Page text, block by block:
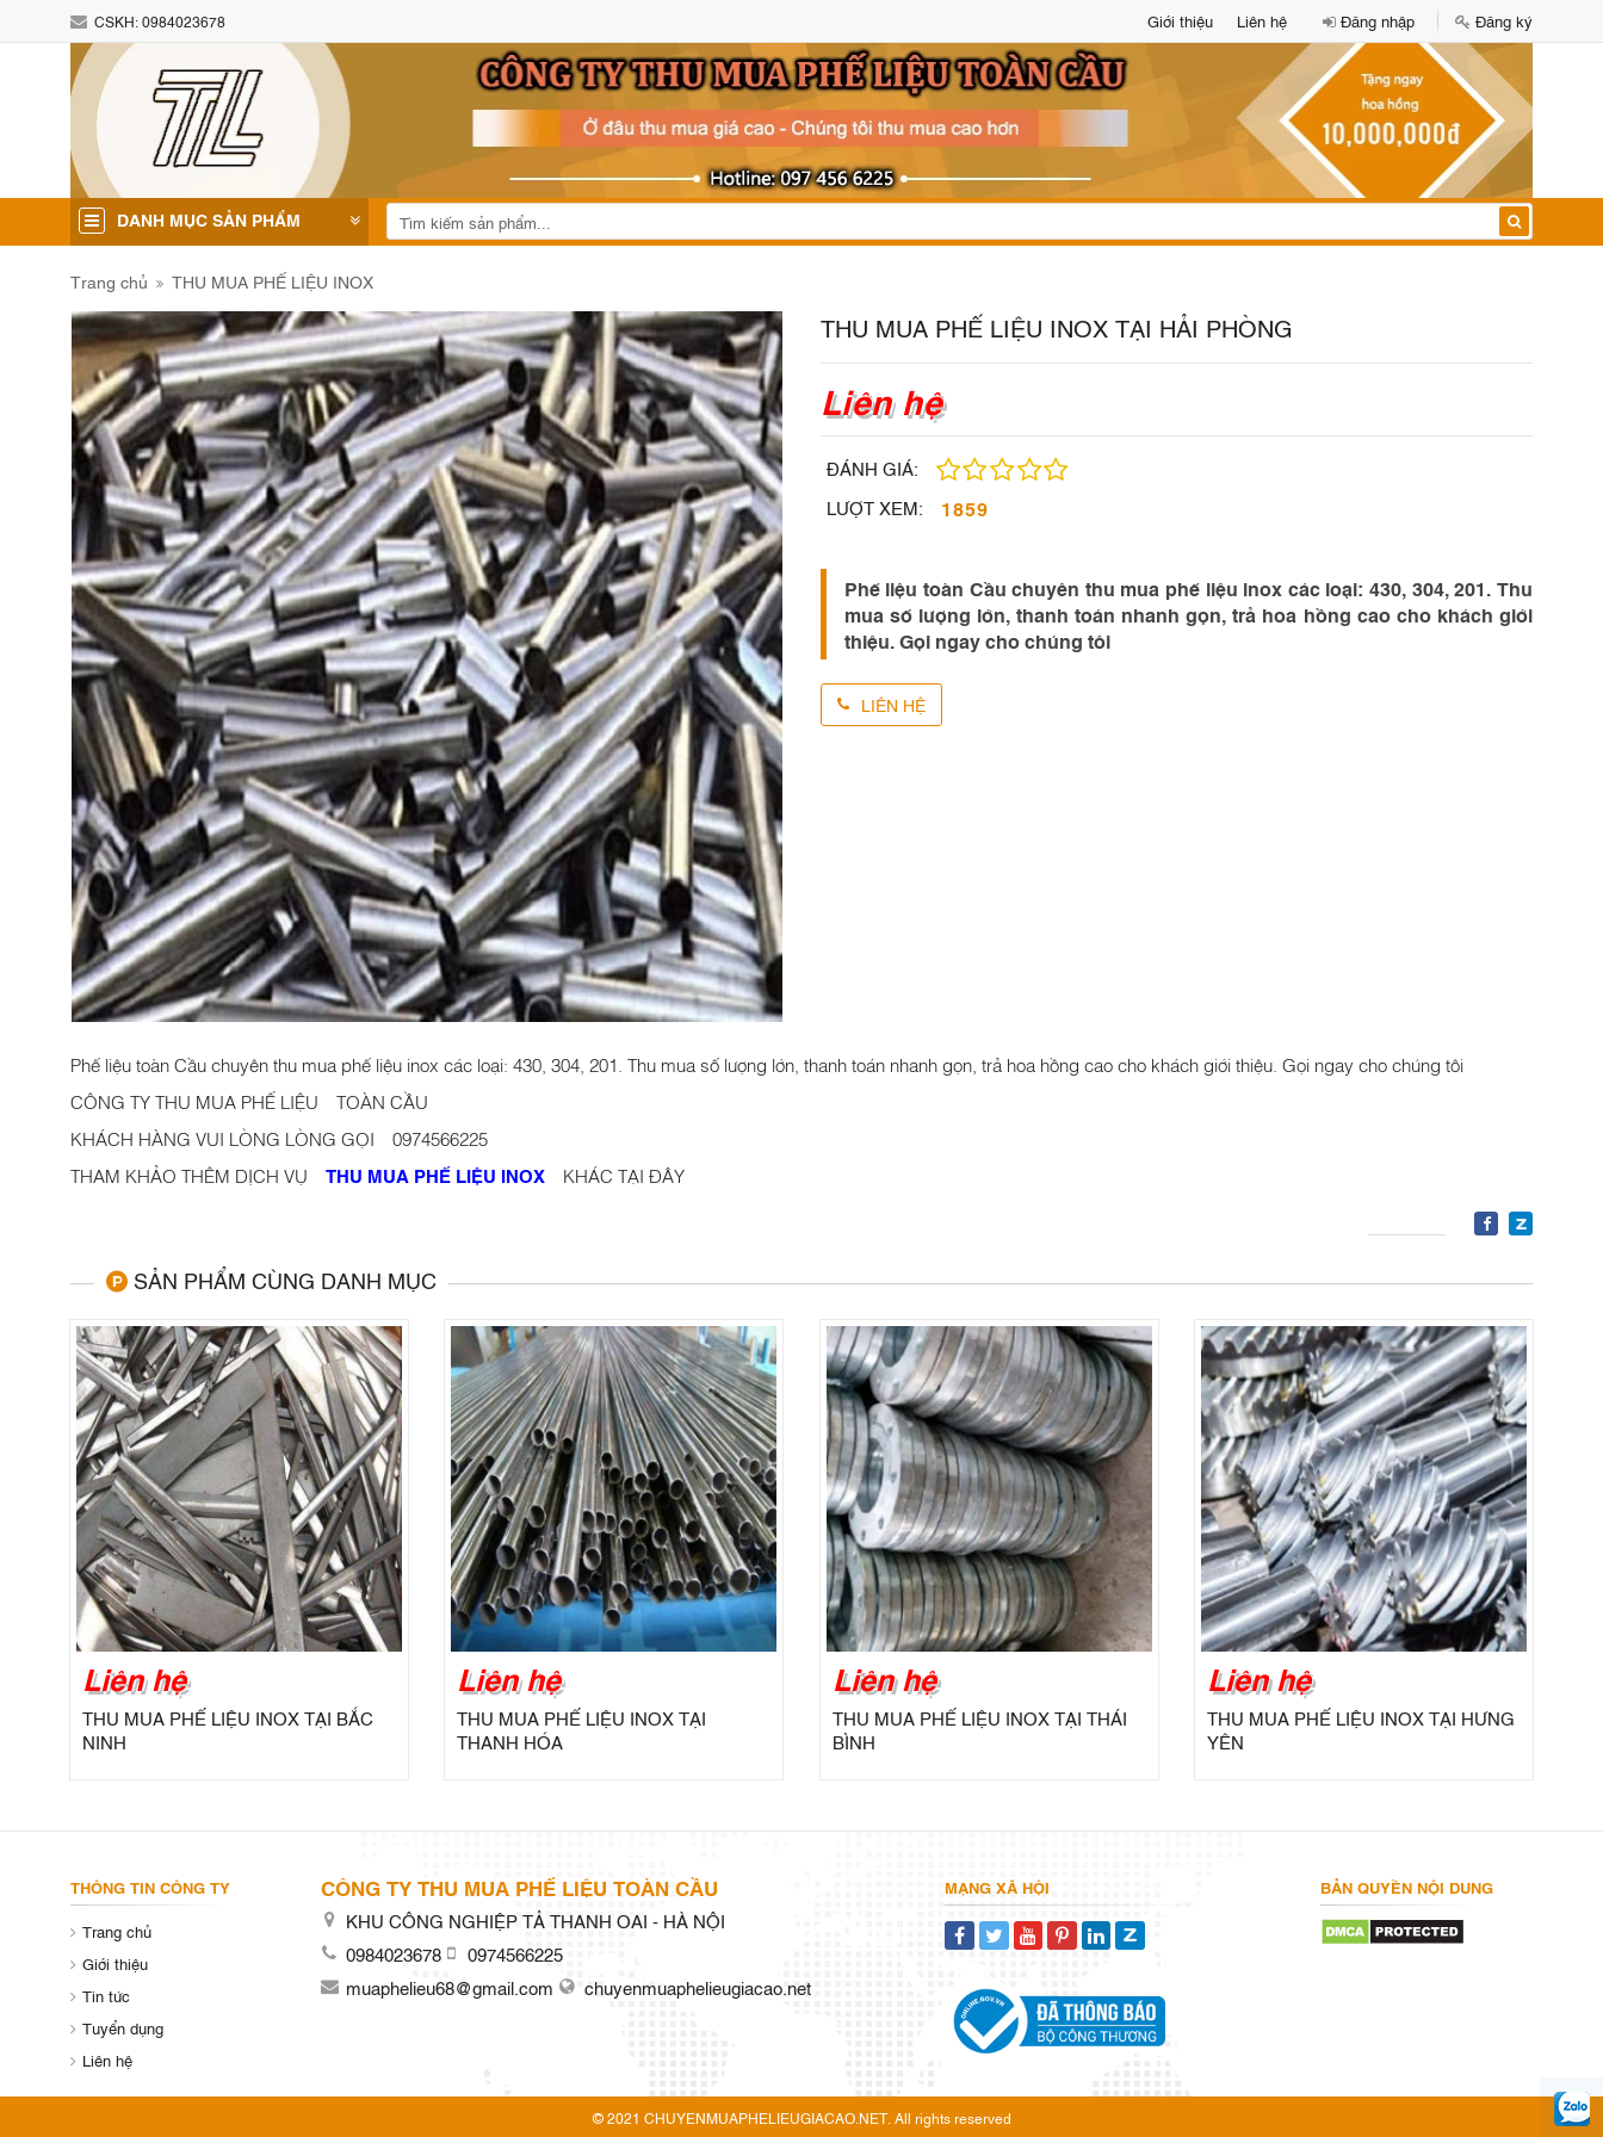
CSKH:0984023678 Giới thiệu Liên hệ Đăng nhập Đăng ký
DANH MỤC SẢN PHẨM
Trang chủ THU MUA PHẾ LIỆU INOX
THU MUA PHẾ LIỆU INOX TẠI HẢI PHÒNG
Liên hệ
ĐÁNH GIÁ:
LƯỢT XEM:
1859
Phế liệu toàn Cầu chuyên thu mua phế liệu inox các loại: 430, 304, 201. Thu
mua số lượng lớn, thanh toán nhanh gọn, trả hoa hồng cao cho khách giới
thiệu. Gọi ngay cho chúng tôi
LIÊN HỆ
Phế liệu toàn Cầu chuyên thu mua phế liệu inox các loại: 430, 304, 201. Thu mua số lượng lớn, thanh toán nhanh gọn, trả hoa hồng cao cho khách giới thiệu. Gọi ngay cho chúng tôi
CÔNG TY THU MUA PHẾ LIỆU TOÀN CẦU
KHÁCH HÀNG VUI LÒNG LÒNG GỌI 0974566225
THAM KHẢO THÊM DỊCH VỤ THU MUA PHẾ LIỆU INOXKHÁC TẠI ĐÂY
SẢN PHẨM CÙNG DANH MỤC
Liên hệ
THU MUA PHẾ LIỆU INOX TẠI BẮC
NINH
Liên hệ
THU MUA PHẾ LIỆU INOX TẠI
THANH HÓA
Liên hệ
THU MUA PHẾ LIỆU INOX TẠI THÁI
BÌNH
Liên hệ
THU MUA PHẾ LIỆU INOX TẠI HƯNG
YÊN
THÔNG TIN CÔNG TY
Trang chủ
Giới thiệu
Tin tức
Tuyển dụng
Liên hệ
CÔNG TY THU MUA PHẾ LIỆU TOÀN CẦU
KHU CÔNG NGHIỆP TẢ THANH OAI - HÀ NỘI
0984023678
0974566225
muaphelieu68@gmail.com
chuyenmuaphelieugiacao.net
MẠNG XÃ HỘI BẢN QUYỀN NỘI DUNG
© 2021 CHUYENMUAPHELIEUGIACAO.NET. All rights reserved